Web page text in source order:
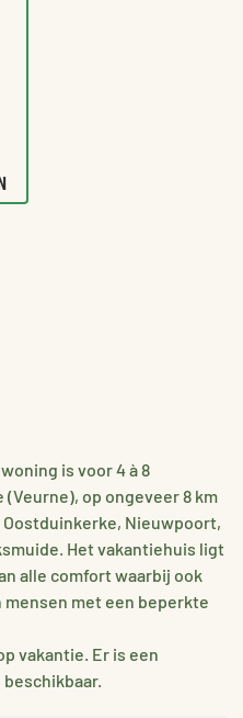
is voor 4 à 8
op ongeveer 8 km
Oostduinkerke, Nieuwpoort,
Het vakantiehuis ligt
alle comfort waarbij ook
mensen met een beperkte
vakantie. Er is een